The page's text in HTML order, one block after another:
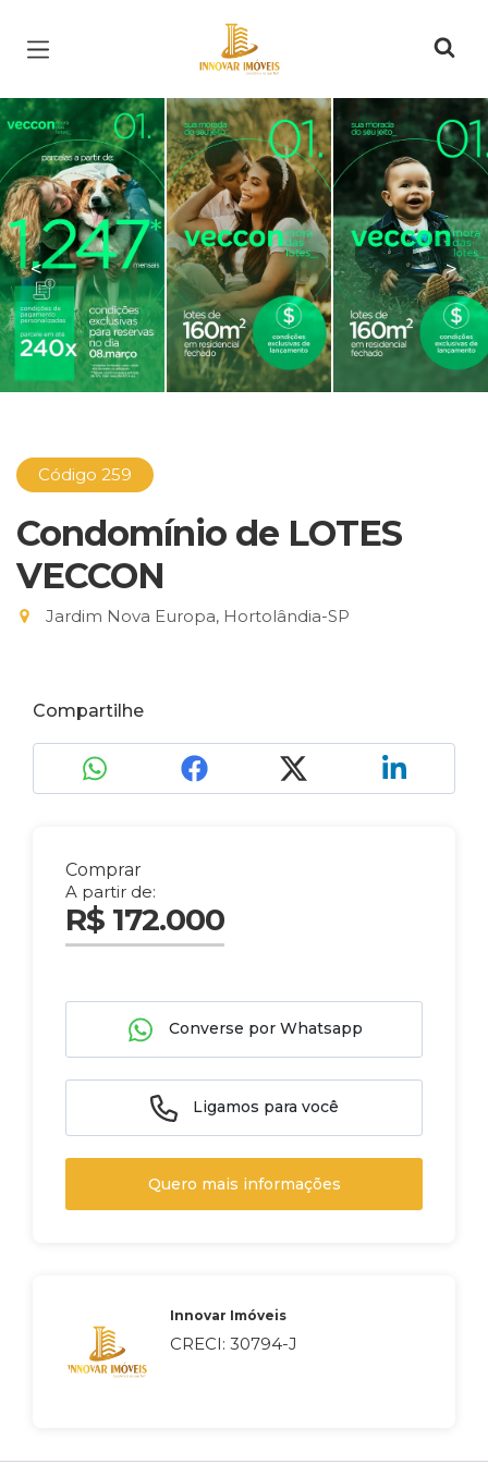
Página inicial
< >
Código 259
Condomínio de LOTES
VECCON
Jardim Nova Europa, Hortolândia-SP
Compartilhe
Comprar
A partir de:
R$ 172.000
Converse por Whatsapp
Ligamos para você
Quero mais informações
Innovar Imóveis
CRECI: 30794-J